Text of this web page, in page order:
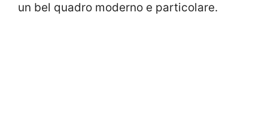
un bel quadro moderno e particolare.